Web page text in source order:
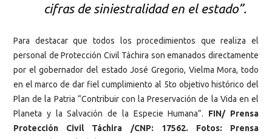
cifras de siniestralidad en el estado”.
Para destacar que todos los procedimientos que realiza el
personal de Protección Civil Táchira son emanados directamente
por el gobernador del estado José Gregorio, Vielma Mora, todo
en el marco de dar fiel cumplimiento al 5to objetivo histórico del
Plan de la Patria “Contribuir con la Preservación de la Vida en el
Planeta y la Salvación de la Especie Humana”. FIN/ Prensa
Protección Civil Táchira /CNP: 17562. Fotos: Prensa